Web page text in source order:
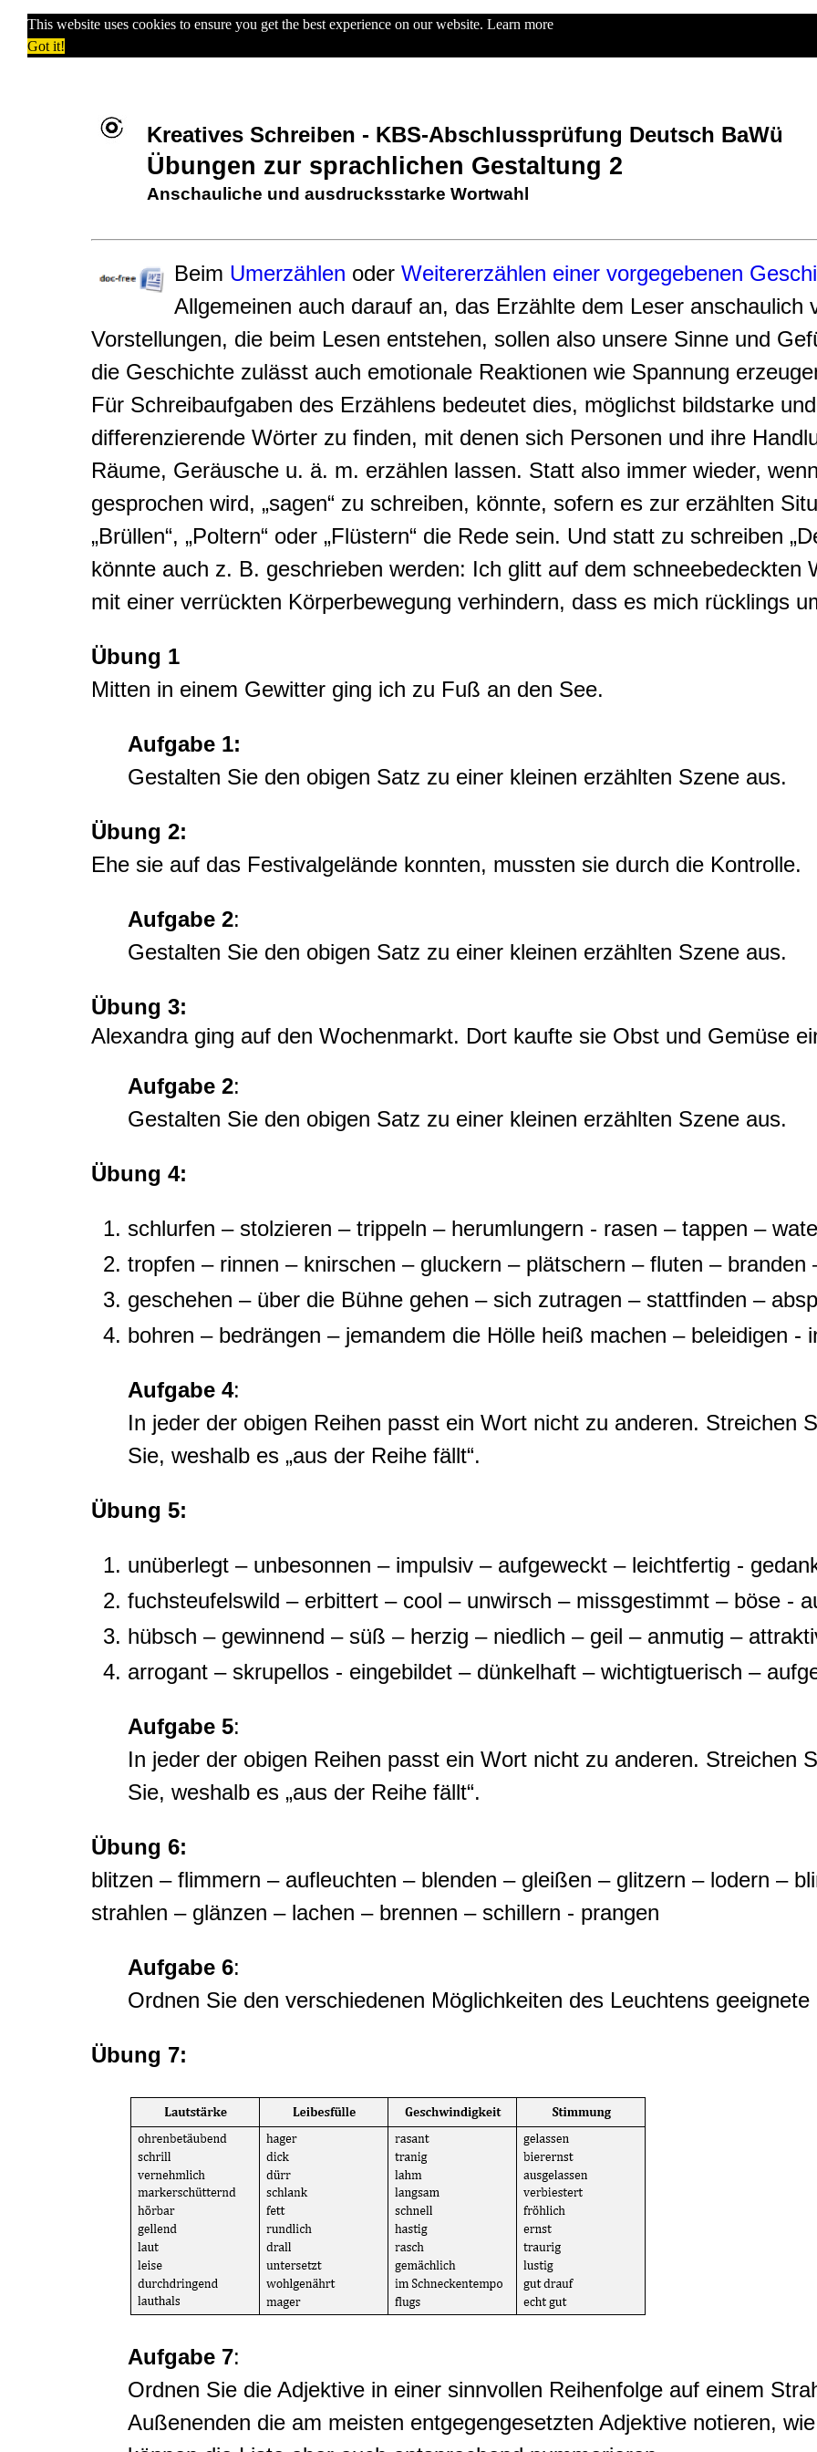
This website uses cookies to ensure you get the best experience on our website. Learn more
Got it!
Kreatives Schreiben - KBS-Abschlussprüfung Deutsch BaWü
Übungen zur sprachlichen Gestaltung 2
Anschauliche und ausdrucksstarke Wortwahl
Beim Umerzählen oder Weitererzählen einer vorgegebenen
Allgemeinen auch darauf an, das Erzählte dem Leser anschaulich
Vorstellungen, die beim Lesen entstehen, sollen also unsere Sinne und
die Geschichte zulässt auch emotionale Reaktionen wie Spannung
Für Schreibaufgaben des Erzählens bedeutet dies, möglichst bildstarke
differenzierende Wörter zu finden, mit denen sich Personen und ihre
Räume, Geräusche u. ä. m. erzählen lassen. Statt also immer wieder,
gesprochen wird, „sagen“ zu schreiben, könnte, sofern es zur erzählten
„Brüllen“, „Poltern“ oder „Flüstern“ die Rede sein. Und statt zu schreiben
könnte auch z. B. geschrieben werden: Ich glitt auf dem schneebedeckten
mit einer verrückten Körperbewegung verhindern, dass es mich rücklings
Übung 1
Mitten in einem Gewitter ging ich zu Fuß an den See.
Aufgabe 1:
Gestalten Sie den obigen Satz zu einer kleinen erzählten Szene aus.
Übung 2:
Ehe sie auf das Festivalgelände konnten, mussten sie durch die Kontrolle.
Aufgabe 2:
Gestalten Sie den obigen Satz zu einer kleinen erzählten Szene aus.
Übung 3:
Alexandra ging auf den Wochenmarkt. Dort kaufte sie Obst und Gemüse
Aufgabe 2:
Gestalten Sie den obigen Satz zu einer kleinen erzählten Szene aus.
Übung 4:
schlurfen – stolzieren – trippeln – herumlungern - rasen – tappen –
tropfen – rinnen – knirschen – gluckern – plätschern – fluten – branden
geschehen – über die Bühne gehen – sich zutragen – stattfinden –
bohren – bedrängen – jemandem die Hölle heiß machen – beleidigen -
Aufgabe 4:
In jeder der obigen Reihen passt ein Wort nicht zu anderen. Streichen
Sie, weshalb es „aus der Reihe fällt“.
Übung 5:
unüberlegt – unbesonnen – impulsiv – aufgeweckt – leichtfertig -
fuchsteufelswild – erbittert – cool – unwirsch – missgestimmt – böse -
hübsch – gewinnend – süß – herzig – niedlich – geil – anmutig –
arrogant – skrupellos - eingebildet – dünkelhaft – wichtigtuerisch –
Aufgabe 5:
In jeder der obigen Reihen passt ein Wort nicht zu anderen. Streichen
Sie, weshalb es „aus der Reihe fällt“.
Übung 6:
blitzen – flimmern – aufleuchten – blenden – gleißen – glitzern – lodern –
strahlen – glänzen – lachen – brennen – schillern - prangen
Aufgabe 6:
Ordnen Sie den verschiedenen Möglichkeiten des Leuchtens
Übung 7:
Aufgabe 7:
Ordnen Sie die Adjektive in einer sinnvollen Reihenfolge auf einem
Außenenden die am meisten entgegengesetzten Adjektive notieren,